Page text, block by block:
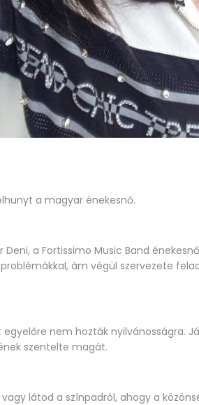
a magyar énekesnő.
Deni, a Fortissimo Music Band
ám végül szervezete
nem hozták nyilvánosságra.
szentelte magát.
látod a színpadról, ahogy a